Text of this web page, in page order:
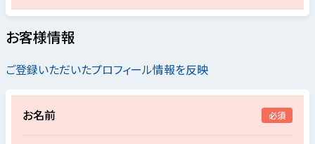
お客様情報
ご登録いただいたプロフィール情報を反映
お名前 必須